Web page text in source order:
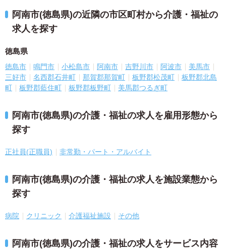
阿南市(徳島県)の近隣の市区町村から介護・福祉の
求人を探す
徳島県
徳島市 鳴門市 小松島市 阿南市 吉野川市 阿波市
美馬市
三好市
名西郡石井町 那賀郡那賀町 板野郡松茂町
板野郡北島
町
板野郡藍住町 板野郡板野町 美馬郡つるぎ町
阿南市(徳島県)の介護・福祉の求人を雇用形態から
探す
正社員(正職員) 非常勤・パート・アルバイト
阿南市(徳島県)の介護・福祉の求人を施設業態から
探す
病院 クリニック 介護福祉施設 その他
阿南市(徳島県)の介護・福祉の求人をサービス内容